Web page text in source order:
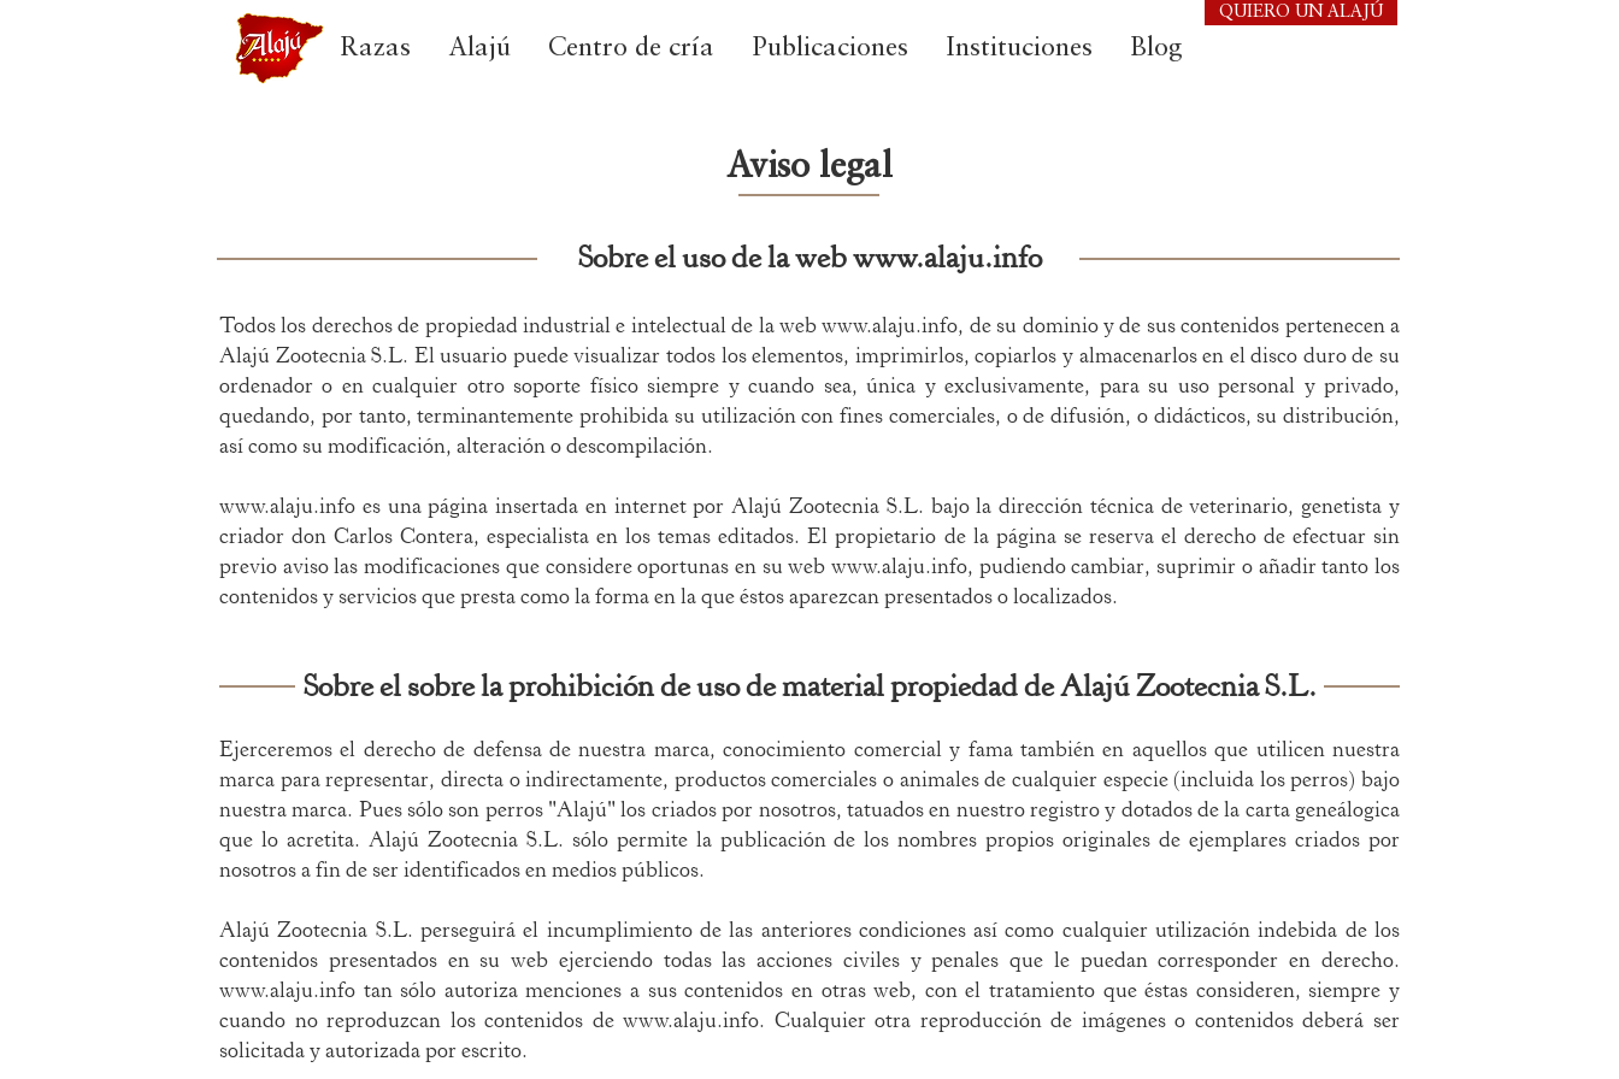
Razas Alajú Centro de cría Publicaciones Instituciones Blog
QUIERO UN ALAJÚ
Aviso legal
Sobre el uso de la webwww.alaju.info
Todos los derechos de propiedad industrial e intelectual de la webwww.alaju.info, de su dominio y de sus contenidos pertenecen a
Alajú Zootecnia S.L. El usuario puede visualizar todos los elementos, imprimirlos, copiarlos y almacenarlos en el disco duro de su
ordenador o en cualquier otro soporte físico siempre y cuando sea, única y exclusivamente, para su uso personal y privado,
quedando, por tanto, terminantemente prohibida su utilización con fines comerciales, o de difusión, o didácticos, su distribución,
así como su modificación, alteración o descompilación.
www.alaju.info es una página insertada en internet por Alajú Zootecnia S.L. bajo la dirección técnica de veterinario, genetista y
criador don Carlos Contera, especialista en los temas editados. El propietario de la página se reserva el derecho de efectuar sin
previo aviso las modificaciones que considere oportunas en su webwww.alaju.info, pudiendo cambiar, suprimir o añadir tanto los
contenidos y servicios que presta como la forma en la que éstos aparezcan presentados o localizados.
Sobre el sobre la prohibición de uso de material propiedad deAlajú Zootecnia S.L.
Ejerceremos el derecho de defensa de nuestra marca, conocimiento comercial y fama también en aquellos que utilicen nuestra
marca para representar, directa o indirectamente, productos comerciales o animales de cualquier especie (incluida los perros) bajo
nuestra marca. Pues sólo son perros "Alajú" los criados por nosotros, tatuados en nuestro registro y dotados de la carta geneálogica
que lo acretita. Alajú Zootecnia S.L. sólo permite la publicación de los nombres propios originales de ejemplares criados por
nosotros a fin de ser identificados en medios públicos.
Alajú Zootecnia S.L. perseguirá el incumplimiento de las anteriores condiciones así como cualquier utilización indebida de los
contenidos presentados en su web ejerciendo todas las acciones civiles y penales que le puedan corresponder en derecho.
www.alaju.info tan sólo autoriza menciones a sus contenidos en otras web, con el tratamiento que éstas consideren, siempre y
cuando no reproduzcan los contenidos dewww.alaju.info. Cualquier otra reproducción de imágenes o contenidos deberá ser
solicitada y autorizada por escrito.